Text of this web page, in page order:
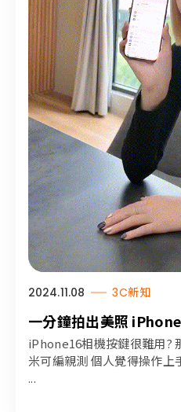
2024.11.08 3C新知
一分鐘拍出美照
iPhone16相機按鍵很難用?
米可編親測 個人覺得操作上
...